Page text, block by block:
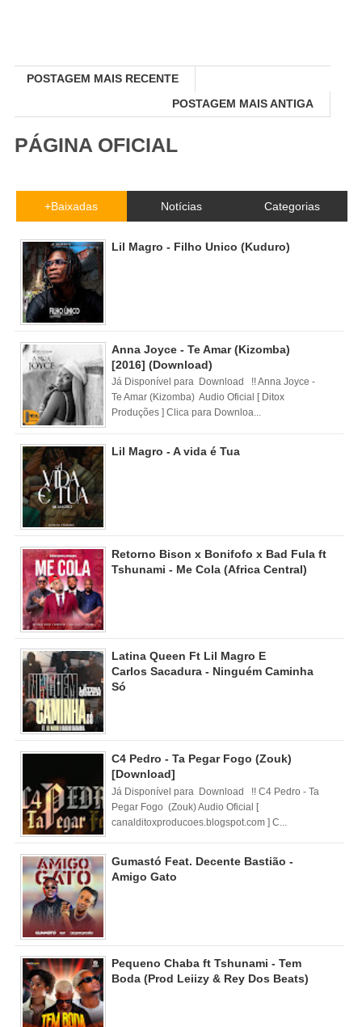
POSTAGEM MAIS RECENTE
POSTAGEM MAIS ANTIGA
PÁGINA OFICIAL
+Baixadas Notícias Categorias
Lil Magro - Filho Unico (Kuduro)
Anna Joyce - Te Amar (Kizomba)
[2016] (Download)
Já Disponível para Download !! Anna Joyce -
Te Amar (Kizomba) Audio Oficial [ Ditox
Produções ] Clica para Downloa...
Lil Magro - A vida é Tua
Retorno Bison x Bonifofo x Bad Fula ft
Tshunami - Me Cola (Africa Central)
Latina Queen Ft Lil Magro E
Carlos Sacadura - Ninguém Caminha
Só
C4 Pedro - Ta Pegar Fogo (Zouk)
[Download]
Já Disponível para Download !! C4 Pedro - Ta
Pegar Fogo (Zouk) Audio Oficial [
canalditoxproducoes.blogspot.com ] C...
Gumastó Feat. Decente Bastião -
Amigo Gato
Pequeno Chaba ft Tshunami - Tem
Boda (Prod Leiizy & Rey Dos Beats)